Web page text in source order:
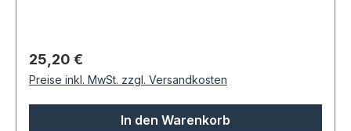
Regulärer Preis:
25,20 €
Preise inkl. MwSt. zzgl. Versandkosten
In den Warenkorb